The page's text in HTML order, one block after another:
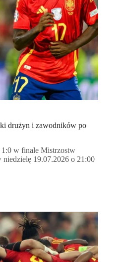
drużyn i zawodników po
1:0 w finale Mistrzostw
niedzielę 19.07.2026 o 21:00